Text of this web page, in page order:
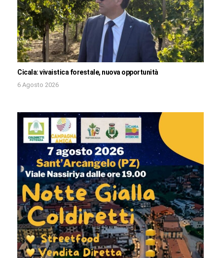
Cicala: vivaistica forestale, nuova opportunità
6 Agosto 2026